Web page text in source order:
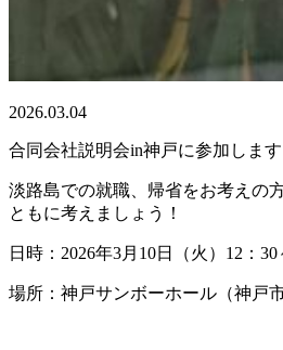
2026.03.04
合同会社説明会in神戸に参加します
淡路島での就職、帰省をお考えの
ともに考えましょう！
日時：2026年3月10日（火）12：30
場所：神戸サンボーホール（神戸